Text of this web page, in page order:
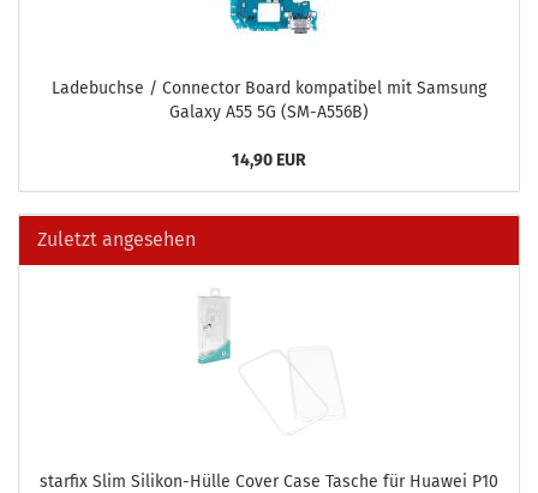
La­de­buch­se / Con­nec­tor Board kom­pa­ti­bel mit Sam­sung
Ga­la­xy A55 5G (SM-​A556B)
14,90 EUR
Zuletzt angesehen
star­fix Slim Silikon-​Hülle Cover Case Ta­sche für Hua­wei P10